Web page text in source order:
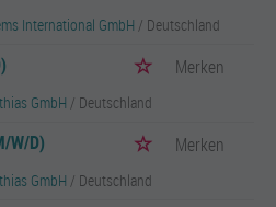
International GmbH / Deutschland
Merken
GmbH / Deutschland
W/D) Merken
GmbH / Deutschland